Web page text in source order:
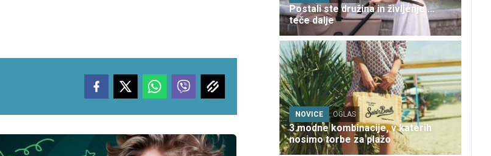
Postali ste družina in življenje ...
teče dalje
NOVICE OGLAS
3 modne kombinacije, v katerih
nosimo torbe za plažo